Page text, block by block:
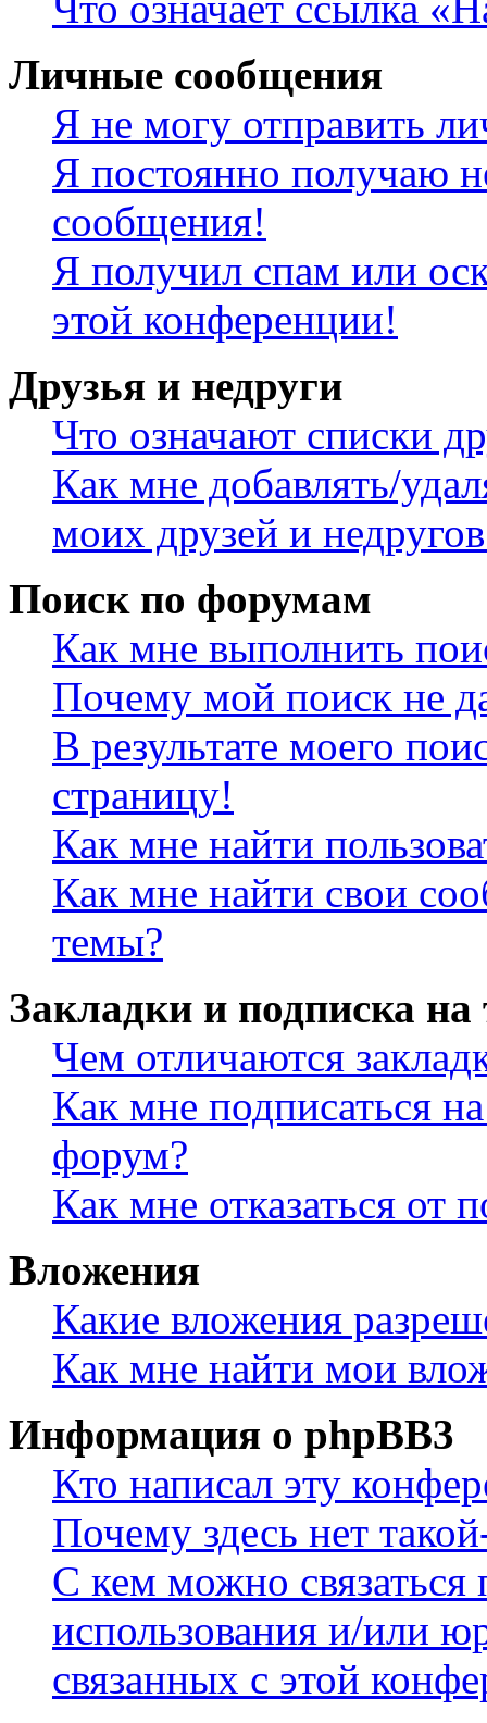
Личные сообщения
Я не могу отправить
Я постоянно получаю
сообщения!
Я получил спам или
этой конференции!
Друзья и недруги
Что означают списки
Как мне добавлять/
моих друзей и
Поиск по форумам
Как мне выполнить
Почему мой поиск не
В результате моего
страницу!
Как мне найти
Как мне найти свои
темы?
Закладки и подписка
Чем отличаются
Как мне подписаться
форум?
Как мне отказаться от
Вложения
Какие вложения
Как мне найти мои
Информация о phpBB3
Кто написал эту
Почему здесь нет
С кем можно связаться
использования и/или
связанных с этой